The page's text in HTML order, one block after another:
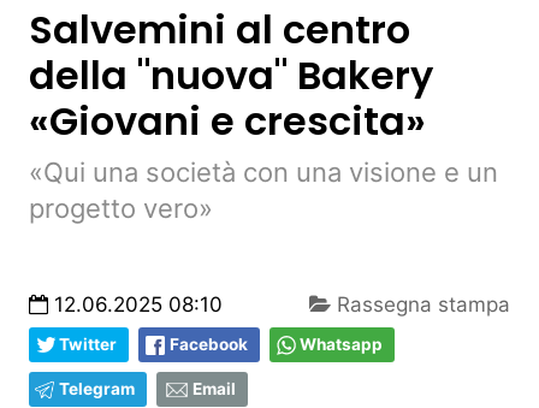
Salvemini al centro
della "nuova" Bakery
«Giovani e crescita»
«Qui una società con una visione e un
progetto vero»
12.06.2025 08:10 Rassegna stampa
Twitter Facebook Whatsapp
Telegram Email